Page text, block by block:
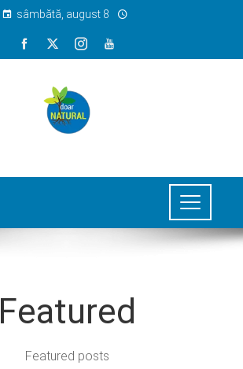
sâmbătă, august 8
Featured
Featured posts